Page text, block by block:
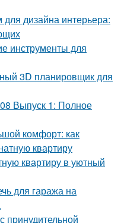
дизайна интерьера:
инструменты для
3D планировщик для
Выпуск 1: Полное
комфорт: как
квартиру
квартиру в уютный
для гаража на
принудительной